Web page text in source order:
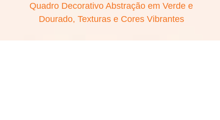
Quadro Decorativo Abstração em Verde e
Dourado, Texturas e Cores Vibrantes